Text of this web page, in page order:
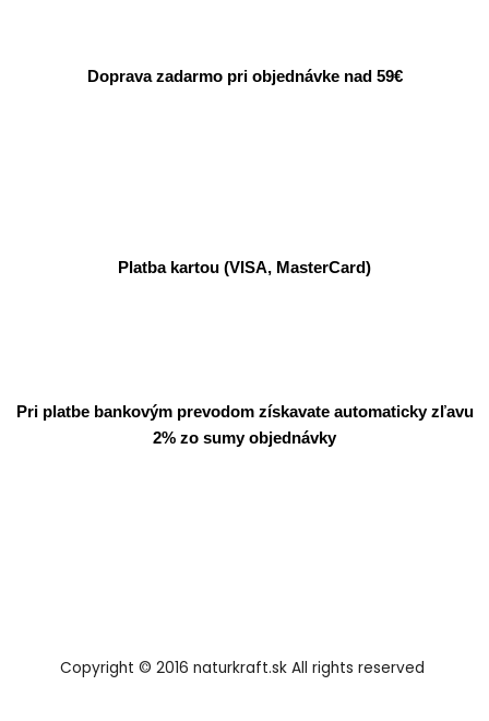
Doprava zadarmo pri objednávke nad 59€
Platba kartou (VISA, MasterCard)
Pri platbe bankovým prevodom získavate automaticky zľavu
2% zo sumy objednávky
Copyright © 2016 naturkraft.sk All rights reserved